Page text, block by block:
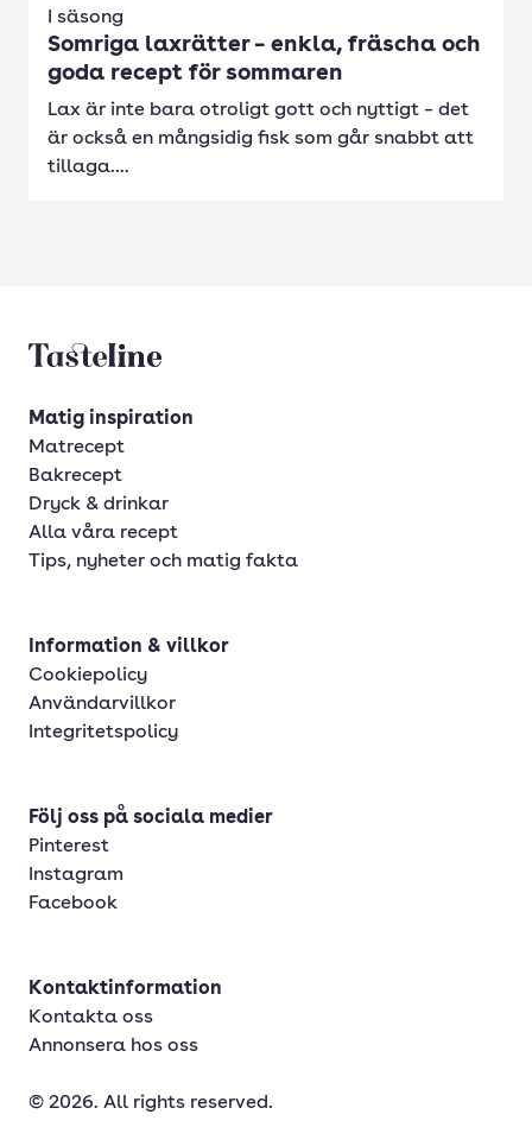
I säsong
Somriga laxrätter – enkla, fräscha och
goda recept för sommaren
Lax är inte bara otroligt gott och nyttigt – det
är också en mångsidig fisk som går snabbt att
tillaga....
Tasteline startsida
Matig inspiration
Matrecept
Bakrecept
Dryck & drinkar
Alla våra recept
Tips, nyheter och matig fakta
Information & villkor
Cookiepolicy
Användarvillkor
Integritetspolicy
Följ oss på sociala medier
Pinterest
Instagram
Facebook
Kontaktinformation
Kontakta oss
Annonsera hos oss
© 2026. All rights reserved.